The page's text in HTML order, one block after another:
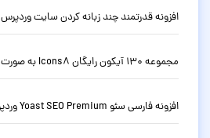
افزونه قدرتمند چند زبانه کردن سایت وردپرس WPML نسخه 4.9.6
مجموعه 130 آیکون رایگان Icons8 به صورت SVG
افزونه فارسی سئو Yoast SEO Premium وردپرس نسخه حرفه ای 28.2